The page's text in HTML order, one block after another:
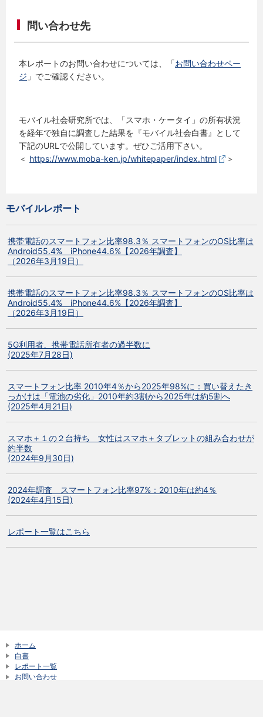
問い合わせ先
本レポートのお問い合わせについては、「お問い合わせペー
ジ 」でご確認ください。
モバイル社会研究所では、「スマホ・ケータイ」の所有状況
を経年で独自に調査した結果を『モバイル社会白書』として
下記のURLで公開しています。ぜひご活用下さい。
＜ https://www.moba-ken.jp/whitepaper/index.html ＞
モバイルレポート
携帯電話のスマートフォン比率98.3％ スマートフォンのOS比率は
Android55.4% iPhone44.6%【2026年調査】
（2026年3月19日）
携帯電話のスマートフォン比率98.3％ スマートフォンのOS比率は
Android55.4% iPhone44.6%【2026年調査】
（2026年3月19日）
5G利用者、携帯電話所有者の過半数に
(2025年7月28日)
スマートフォン比率 2010年4％から2025年98%に：買い替えたき
っかけは「電池の劣化」2010年約3割から2025年は約5割へ
(2025年4月21日)
スマホ＋１の２台持ち 女性はスマホ＋タブレットの組み合わせが
約半数
(2024年9月30日)
2024年調査 スマートフォン比率97%：2010年は約4％
(2024年4月15日)
レポート一覧はこちら
ホーム
白書
レポート一覧
お問い合わせ